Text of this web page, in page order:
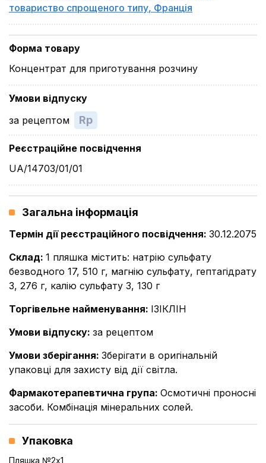
товариство спрощеного типу, Франція
Форма товару
Концентрат для приготування розчину
Умови відпуску
за рецептом
Rp
Реєстраційне посвідчення
UA/14703/01/01
Загальна інформація
Термін дії реєстраційного посвідчення: 30.12.2075
Склад: 1 пляшка містить: натрію сульфату
безводного 17, 510 г, магнію сульфату, гептагідрату
3, 276 г, калію сульфату 3, 130 г
Торгівельне найменування: ІЗІКЛІН
Умови відпуску: за рецептом
Умови зберігання: Зберігати в оригінальній
упаковці для захисту від дії світла.
Фармакотерапевтична група: Осмотичні проносні
засоби. Комбінація мінеральних солей.
Упаковка
Пляшка №2x1